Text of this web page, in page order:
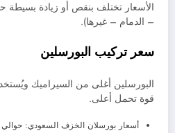
الأسعار تختلف بنقص أو زيادة
– الدمام – غيرها).
سعر تركيب البورسلين
البورسلين أغلى من السيراميك
قوة تحمل أعلى.
أسعار بورسلان الخزف السعودي: حوالي 35–60 ريال للمتر حسب النوع.